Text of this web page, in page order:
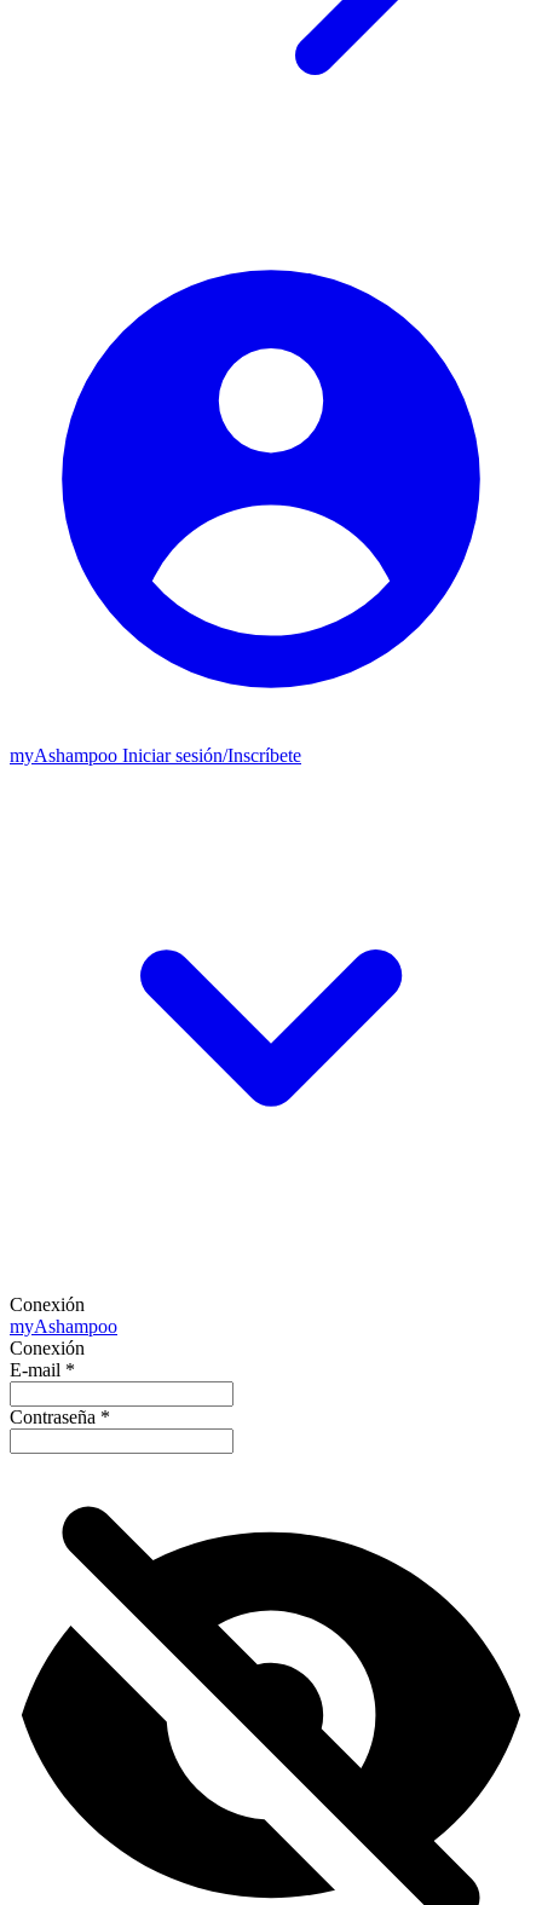
myAshampoo Iniciar sesión/Inscríbete
Conexión
myAshampoo
Conexión
E-mail *
Contraseña *